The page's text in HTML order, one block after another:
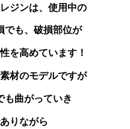
ジンは、使用中の
でも、破損部位が
を高めています！
材のモデルですが
も曲がっていき
りながら